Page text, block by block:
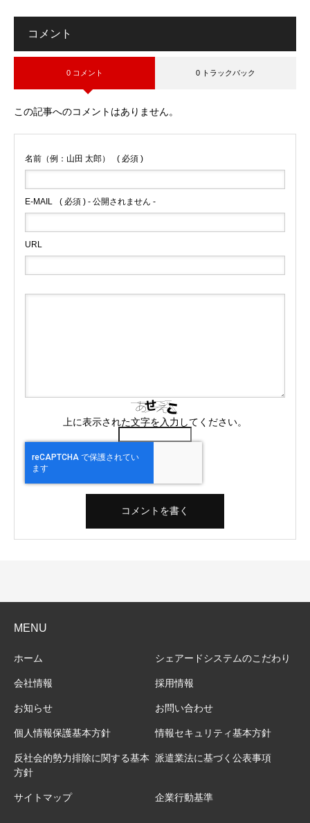
コメント
0 コメント 0 トラックバック
この記事へのコメントはありません。
名前（例：山田 太郎） ( 必須 )
E-MAIL ( 必須 ) - 公開されません -
URL
上に表示された文字を入力してください。
MENU
ホーム シェアードシステムのこだわり
会社情報 採用情報
お知らせ お問い合わせ
個人情報保護基本方針 情報セキュリティ基本方針
反社会的勢力排除に関する基本
方針
派遣業法に基づく公表事項
サイトマップ 企業行動基準